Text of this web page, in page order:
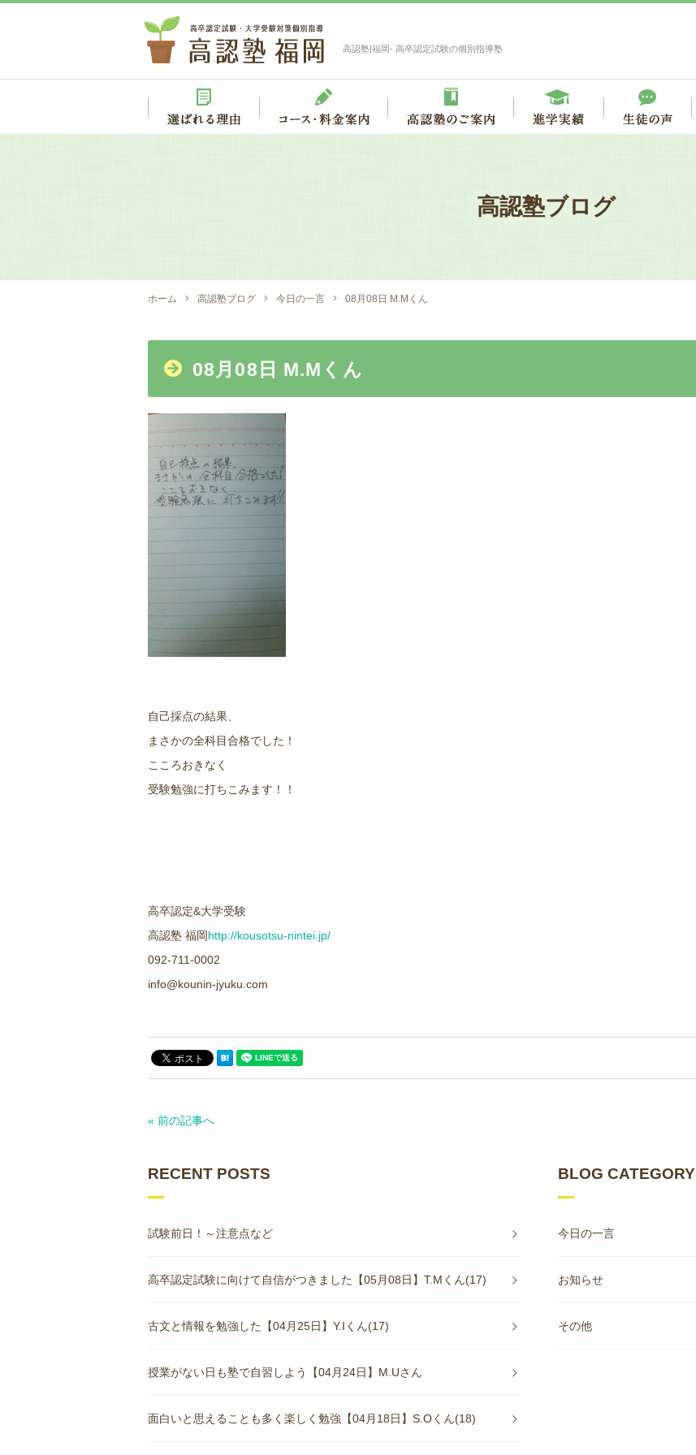
高認塾|福岡- 高卒認定試験の個別指導塾
高認塾ブログ
ホーム 高認塾ブログ 今日の一言 08月08日 M.Mくん
08月08日 M.Mくん
自己採点の結果、
まさかの全科目合格でした！
こころおきなく
受験勉強に打ちこみます！！
高卒認定&大学受験
高認塾 福岡http://kousotsu-nintei.jp/
092-711-0002
info@kounin-jyuku.com
« 前の記事へ
RECENT POSTS
試験前日！～注意点など
高卒認定試験に向けて自信がつきました【05月08日】T.Mくん(17)
古文と情報を勉強した【04月25日】Y.Iくん(17)
授業がない日も塾で自習しよう【04月24日】M.Uさん
面白いと思えることも多く楽しく勉強【04月18日】S.Oくん(18)
BLOG CATEGORY
今日の一言
お知らせ
その他